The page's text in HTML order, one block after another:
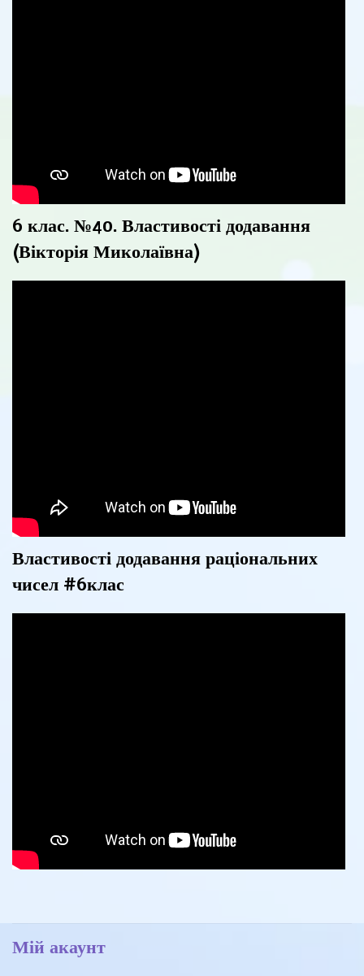
6 клас. №40. Властивості додавання
(Вікторія Миколаївна)
Властивості додавання раціональних
чисел #6клас
Мій акаунт